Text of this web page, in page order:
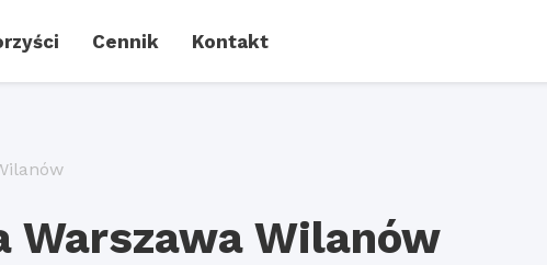
Cennik Kontakt
Warszawa Wilanów